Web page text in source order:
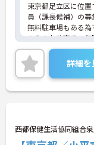
東京都足立区に位
員（課長候補）の募
無料駐車場もある
のみのお仕事で、
ートとの両立を目
た昇給や賞与制度が
かりと職員に還元
しているのは嬉し
こちらの求人にご
詳細を
西都保健生活協同組合